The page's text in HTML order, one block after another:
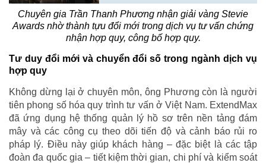
Chuyên gia Trần Thanh Phương nhận giải vàng Stevie
Awards nhờ thành tựu đổi mới trong dịch vụ tư vấn chứng
nhận hợp quy, công bố hợp quy.
Tư duy đổi mới và chuyển đổi số trong ngành dịch vụ
hợp quy
Không dừng lại ở chuyên môn, ông Phương còn là người
tiên phong số hóa quy trình tư vấn ở Việt Nam. ExtendMax
đã ứng dụng hệ thống quản lý hồ sơ trên nền tảng đám
mây và các công cụ theo dõi tiến độ và cảnh báo rủi ro
pháp lý. Điều này giúp khách hàng – đặc biệt là các tập
đoàn đa quốc gia – tiết kiệm thời gian, chi phí và kiểm soát